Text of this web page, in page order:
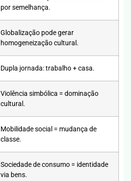
por semelhança.
Globalização pode gerar
homogeneização cultural.
Dupla jornada: trabalho + casa.
Violência simbólica = dominação
cultural.
Mobilidade social = mudança de
classe.
Sociedade de consumo = identidade
via bens.